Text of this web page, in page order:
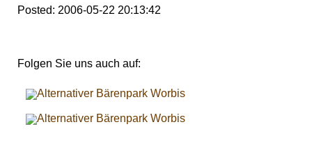
Posted: 2006-05-22 20:13:42
Folgen Sie uns auch auf: